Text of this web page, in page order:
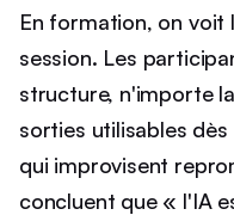
En formation, on voit
session. Les
structure, n'importe
sorties utilisables
qui improvisent
concluent que « l'IA